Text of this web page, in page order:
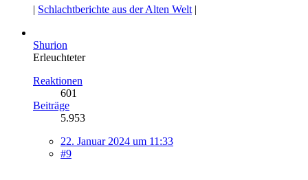
| Schlachtberichte aus der Alten Welt |
Shurion
Erleuchteter
Reaktionen
601
Beiträge
5.953
22. Januar 2024 um 11:33
#9